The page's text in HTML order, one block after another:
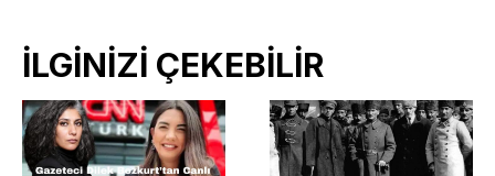
İLGİNİZİ ÇEKEBİLİR